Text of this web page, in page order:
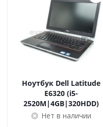
Ноутбук Dell Latitude
E6320 (i5-
2520M|4GB|320HDD)
Нет в наличии